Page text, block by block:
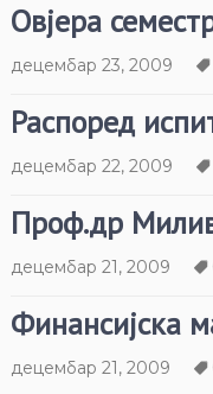
Овјера
децембар 23, 2009
Распоред
децембар 22, 2009
Проф.др
децембар 21, 2009
Финансијска
децембар 21, 2009